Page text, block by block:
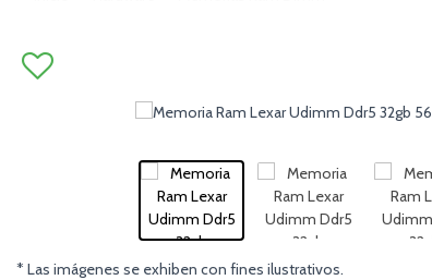
* Las imágenes se exhiben con fines ilustrativos.